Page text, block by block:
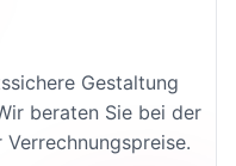
Gestaltung
beraten Sie bei der